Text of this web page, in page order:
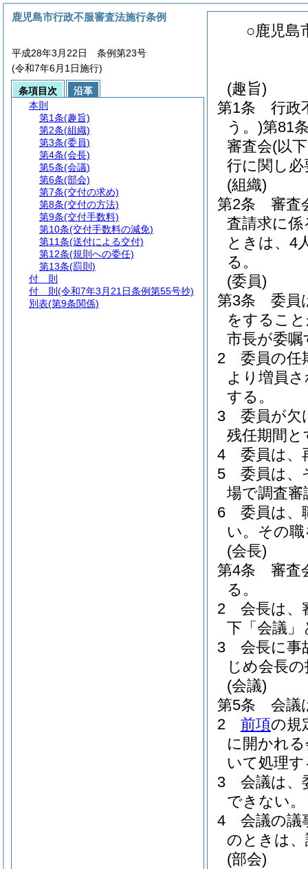
○鹿児島
(趣旨)
第1条
行政
う。)第81
審査会(以
行に関し
(組織)
第2条
審査
査請求に
ときは、4
る。
(委員)
第3条
委員
をするこ
市長が委嘱
2
委員の任
より増員
する。
3
委員が欠
残任期間と
4
委員は、
5
委員は、
場で調査
6
委員は、
い。 その
(会長)
第4条
審査
る。
2
会長は、
下「会議」
3
会長に事
じめ会長
(会議)
第5条
会議
2
前項の規
に開かれ
いて処理
3
会議は、
できない。
4
会議の議
のときは
(部会)
鹿児島市行政不服審査法施行条例
平成28年3月22日 条例第23号
(令和7年6月1日施行)
条項目次
沿革
本則
第1条(趣旨)
第2条(組織)
第3条(委員)
第4条(会長)
第5条(会議)
第6条(部会)
第7条(交付の求め)
第8条(交付の方法)
第9条(交付手数料)
第10条(交付手数料の減免)
第11条(送付による交付)
第12条(規則への委任)
第13条(罰則)
付 則
付 則 (令和7年3月21日条例第55号抄)
別表(第9条関係)